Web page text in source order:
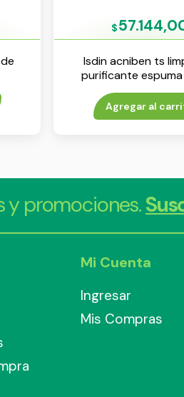
$
Isdin acniben ts
purificante espuma
Agregar al
y promociones.
Mi Cuenta
Ingresar
Mis Compras